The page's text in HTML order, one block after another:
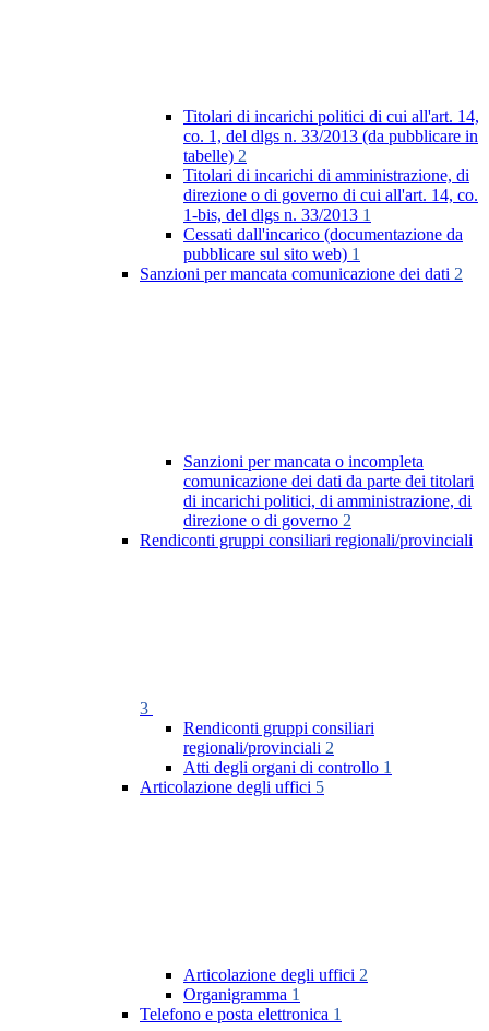
Titolari di incarichi politici di cui all'art. 14,
co. 1, del dlgs n. 33/2013 (da pubblicare in
tabelle) 2
Titolari di incarichi di amministrazione, di
direzione o di governo di cui all'art. 14, co.
1-bis, del dlgs n. 33/2013 1
Cessati dall'incarico (documentazione da
pubblicare sul sito web) 1
Sanzioni per mancata comunicazione dei dati 2
Sanzioni per mancata o incompleta
comunicazione dei dati da parte dei titolari
di incarichi politici, di amministrazione, di
direzione o di governo 2
Rendiconti gruppi consiliari regionali/provinciali
3
Rendiconti gruppi consiliari
regionali/provinciali 2
Atti degli organi di controllo 1
Articolazione degli uffici 5
Articolazione degli uffici 2
Organigramma 1
Telefono e posta elettronica 1